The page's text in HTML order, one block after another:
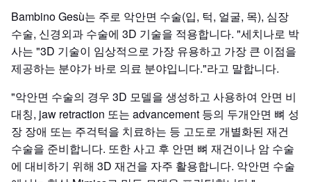
Bambino Gesù는 주로 악안면 수술(입, 턱, 얼굴, 목), 심장
수술, 신경외과 수술에 3D 기술을 적용합니다. "세치나로 박
사는 "3D 기술이 임상적으로 가장 유용하고 가장 큰 이점을
제공하는 분야가 바로 의료 분야입니다."라고 말합니다.
"악안면 수술의 경우 3D 모델을 생성하고 사용하여 안면 비
대칭, jaw retraction 또는 advancement 등의 두개안면 뼈 성
장 장애 또는 주걱턱을 치료하는 등 고도로 개별화된 재건
수술을 준비합니다. 또한 사고 후 안면 뼈 재건이나 암 수술
에 대비하기 위해 3D 재건을 자주 활용합니다. 악안면 수술